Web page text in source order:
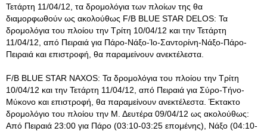
Τετάρτη 11/04/12, τα δρομολόγια των πλοίων της θα
διαμορφωθούν ως ακολούθως F/B BLUE STAR DELOS: Τα
δρομολόγια του πλοίου την Τρίτη 10/04/12 και την Τετάρτη
11/04/12, από Πειραιά για Πάρο-Νάξο-Ίο-Σαντορίνη-Νάξο-Πάρο-
Πειραιά και επιστροφή, θα παραμείνουν ανεκτέλεστα.
F/B BLUE STAR NAXOS: Τα δρομολόγια του πλοίου την Τρίτη
10/04/12 και την Τετάρτη 11/04/12, από Πειραιά για Σύρο-Τήνο-
Μύκονο και επιστροφή, θα παραμείνουν ανεκτέλεστα. Έκτακτο
δρομολόγιο του πλοίου την Μ. Δευτέρα 09/04/12 ως ακολούθως:
Από Πειραιά 23:00 για Πάρο (03:10-03:25 επομένης), Νάξο (04:10-